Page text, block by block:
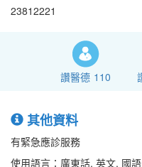
23812221
讚醫德 110
其他資料
有緊急應診服務
使用語言：廣東話, 英文, 國語